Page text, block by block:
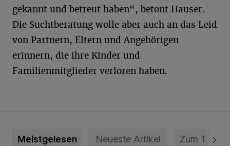
gekannt und betreut haben“, betont Hauser.
Die Suchtberatung wolle aber auch an das Leid
von Partnern, Eltern und Angehörigen
erinnern, die ihre Kinder und
Familienmitglieder verloren haben.
Meistgelesen Neueste Artikel Zum Thema